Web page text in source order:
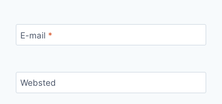
E-mail *
Websted